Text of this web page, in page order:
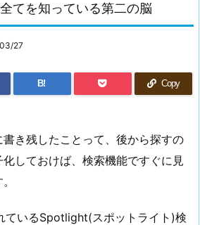

てを知っている第二の脳
27
B! Copy
き残したことって、後から探すの
しておけば、検索機能ですぐに見
ているSpotlight(スポットライト)検